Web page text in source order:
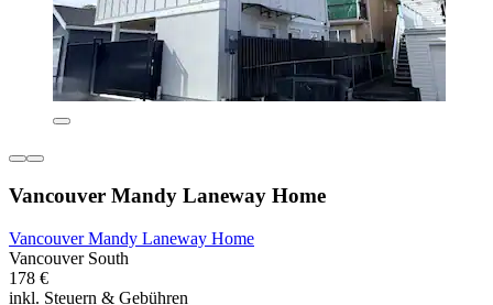
Vancouver Mandy Laneway Home
Vancouver Mandy Laneway Home
Vancouver South
178 €
inkl. Steuern & Gebühren